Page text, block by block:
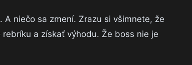
niečo sa zmení. Zrazu si všimnete, že
a získať výhodu. Že boss nie je